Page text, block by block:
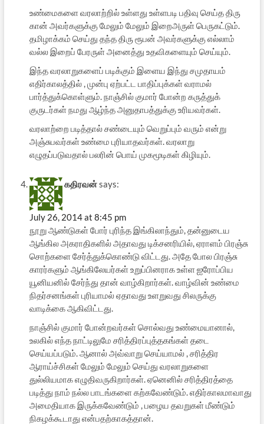
உண்மைகளை வரலாற்றில் உள்ளது உள்ளபடி பதிவு செய்த திரு
கான் அவர்களுக்கு மேலும் மேலும் இறைஅருள் பெருகட்டும்.
தமிழாக்கம் செய்து தந்த திரு ரூபன் அவர்களுக்கு எல்லாம்
வல்ல இறைப் பேரருள் அனைத்து உதவிகளையும் செய்யும்.
இந்த வரலாறுகளைப் படிக்கும் இளைய இந்து சமுதாயம்
எதிர்காலத்தில் , முன்பு ஏற்பட்ட பாதிப்புக்கள் வராமல்
பார்த்துக்கொள்ளும். நாஞ்சில் குமார் போன்ற கருத்துக்
குருடர்கள் நமது ஆழ்ந்த அனுதாபத்துக்கு உரியவர்கள்.
வரலாற்றை படித்தால் சண்டையும் வெறுப்பும் வரும் என்று
அஞ்சுபவர்கள் உண்மை புரியாதவர்கள். வரலாறு
எழுதப்படுவதால் பலரின் பொய் முகமூடிகள் கிழியும்.
கதிரவன்says:
July 26, 2014 at 8:45 pm
நூறு ஆண்டுகள் போர் புரிந்த இங்கிலாந்தும், தன்னுடைய
ஆங்கில அகராதிகளில் அதாவது டிக்சனரியில், ஏராளம் பிரஞ்சு
சொற்களை சேர்த்துக்கொண்டு விட்டது. அதே போல பிரஞ்சு
காரர்களும் ஆங்கிலேயர்கள் உறுப்பினராக உள்ள ஐரோப்பிய
யூனியனில் சேர்ந்து தான் வாழ்கிறார்கள். வாழ்வின் உண்மை
நிதர்சனங்கள் புரியாமல் ஏதாவது உளறுவது சிலருக்கு
வாடிக்கை ஆகிவிட்டது.
நாஞ்சில் குமார் போன்றவர்கள் சொல்வது உண்மையானால்,
உலகில் எந்த நாட்டிலுமே சரித்திரப்புத்தகங்கள் தடை
செய்யப்படும். ஆனால் அவ்வாறு செய்யாமல் , சரித்திர
ஆராய்ச்சிகள் மேலும் மேலும் செய்து வரலாறுகளை
துல்லியமாக எழுதிவருகிறார்கள். ஏனெனில் சரித்திரத்தை
படித்து நாம் நல்ல பாடங்களை கற்கவேண்டும். எதிர்காலமாவாது
அமைதியாக இருக்கவேண்டும் , பழைய தவறுகள் மீண்டும்
நிகழக்கூடாது என்பதற்காகத்தான்.